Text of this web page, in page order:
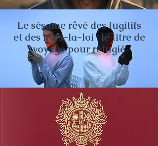
Le sésame rêvé des fugitifs
et des hors-la-loi : le titre de
voyage pour réfugié